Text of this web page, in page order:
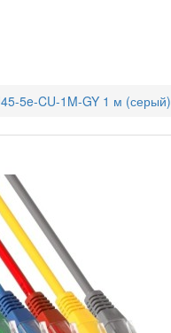
5e-CU-1M-GY 1 м (серый)